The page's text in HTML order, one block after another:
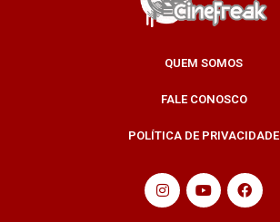
QUEM SOMOS
FALE CONOSCO
POLÍTICA DE PRIVACIDADE